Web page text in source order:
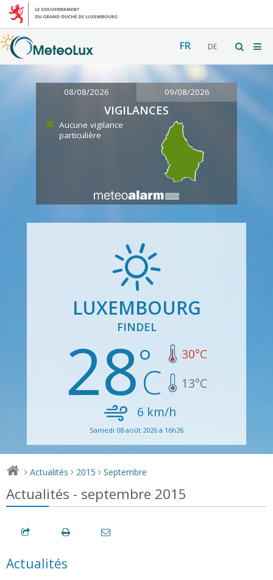
FR DE
08/08/2026 09/08/2026
VIGILANCES
Aucune vigilance
particulière
LUXEMBOURG
FINDEL
28 30°C
13°C
6 km/h
Samedi 08 août 2026 à 16h26
> Actualités > 2015 > Septembre
Actualités - septembre 2015
Actualités